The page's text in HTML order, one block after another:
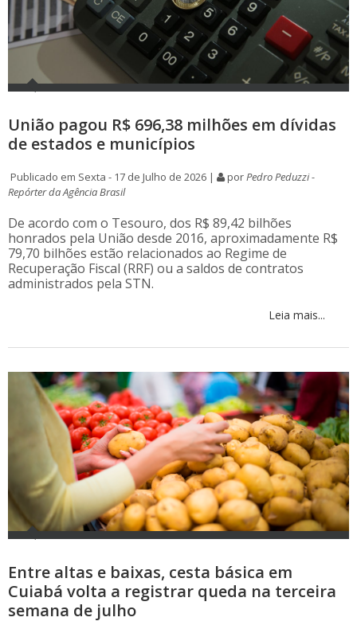
União pagou R$ 696,38 milhões em dívidas
de estados e municípios
Publicado em Sexta - 17 de Julho de 2026 | porPedro Peduzzi -
Repórter da Agência Brasil
De acordo com o Tesouro, dos R$ 89,42 bilhões
honrados pela União desde 2016, aproximadamente R$
79,70 bilhões estão relacionados ao Regime de
Recuperação Fiscal (RRF) ou a saldos de contratos
administrados pela STN.
Leia mais...
Entre altas e baixas, cesta básica em
Cuiabá volta a registrar queda na terceira
semana de julho